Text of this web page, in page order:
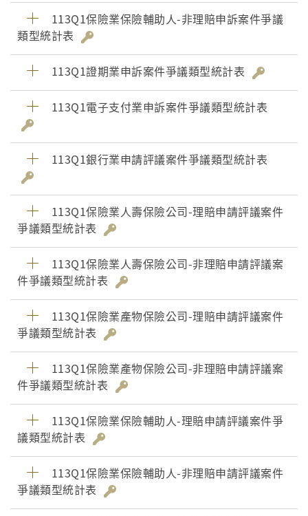
113Q1保險業保險輔助人-非理賠申訴案件爭議
類型統計表
113Q1證期業申訴案件爭議類型統計表
113Q1電子支付業申訴案件爭議類型統計表
113Q1銀行業申請評議案件爭議類型統計表
113Q1保險業人壽保險公司-理賠申請評議案件
爭議類型統計表
113Q1保險業人壽保險公司-非理賠申請評議案
件爭議類型統計表
113Q1保險業產物保險公司-理賠申請評議案件
爭議類型統計表
113Q1保險業產物保險公司-非理賠申請評議案
件爭議類型統計表
113Q1保險業保險輔助人-理賠申請評議案件爭
議類型統計表
113Q1保險業保險輔助人-非理賠申請評議案件
爭議類型統計表